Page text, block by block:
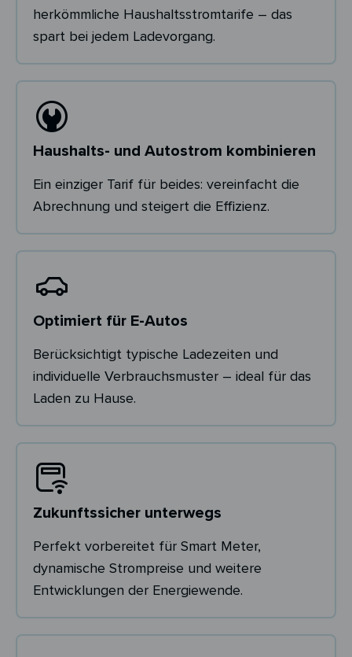
herkömmliche Haushaltsstromtarife – das
spart bei jedem Ladevorgang.
Haushalts- und Autostrom kombinieren
Ein einziger Tarif für beides: vereinfacht die
Abrechnung und steigert die Effizienz.
Optimiert für E-Autos
Berücksichtigt typische Ladezeiten und
individuelle Verbrauchsmuster – ideal für das
Laden zu Hause.
Zukunftssicher unterwegs
Perfekt vorbereitet für Smart Meter,
dynamische Strompreise und weitere
Entwicklungen der Energiewende.